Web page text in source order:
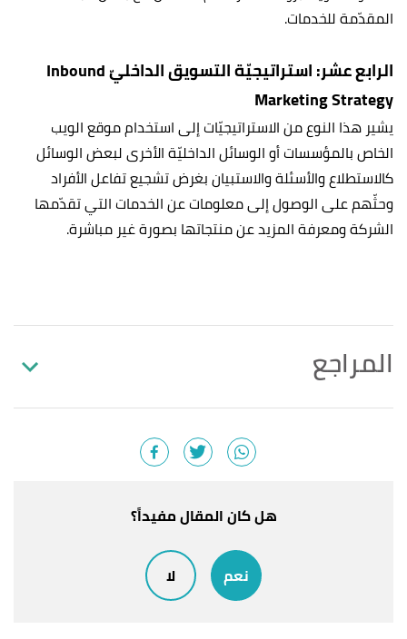
المقدّمة للخدمات.
الرابع عشر: استراتيجيّة التسويق الداخليّ Inbound
Marketing Strategy
يشير هذا النوع من الاستراتيجيّات إلى استخدام موقع الويب
الخاص بالمؤسسات أو الوسائل الداخليّة الأخرى لبعض الوسائل
كالاستطلاع والأسئلة والاستبيان بغرض تشجيع تفاعل الأفراد
وحثّهم على الوصول إلى معلومات عن الخدمات التي تقدّمها
الشركة ومعرفة المزيد عن منتجاتها بصورة غير مباشرة.
المراجع
Your Business",copy press , Retrieved 5/11/2021.
Ahsan Ali Shaw (27/10/2020),
5/11/2021. Edited.
"8 Types of Marketing Strategies and
هل كان المقال مفيداً؟
نعم لا